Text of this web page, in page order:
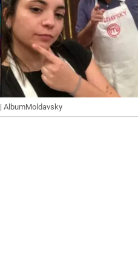
| AlbumMoldavsky